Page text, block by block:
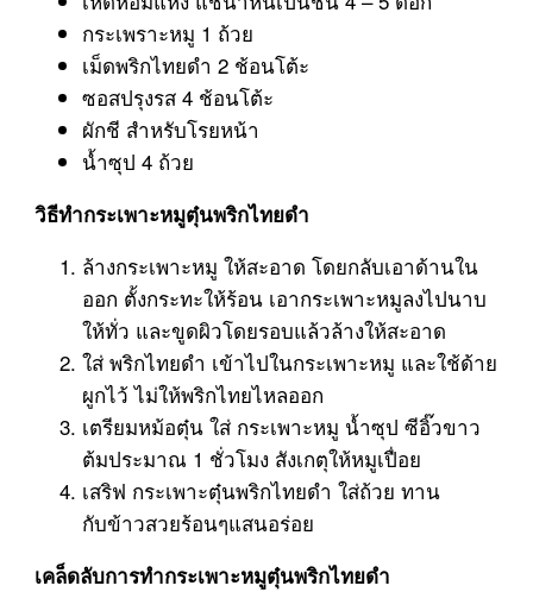
กระเพราะหมู 1 ถ้วย
เม็ดพริกไทยดำ 2 ช้อนโต้ะ
ซอสปรุงรส 4 ช้อนโต้ะ
ผักชี สำหรับโรยหน้า
น้ำซุป 4 ถ้วย
วิธีทำกระเพาะหมูตุ๋นพริกไทยดำ
ล้างกระเพาะหมู ให้สะอาด โดยกลับเอาด้านใน
ออก ตั้งกระทะให้ร้อน เอากระเพาะหมูลงไปนาบ
ให้ทั่ว และขูดผิวโดยรอบแล้วล้างให้สะอาด
ใส่ พริกไทยดำ เข้าไปในกระเพาะหมู และใช้ด้าย
ผูกไว้ ไม่ให้พริกไทยไหลออก
เตรียมหม้อตุ๋น ใส่ กระเพาะหมู น้ำซุป ซีอิ๊วขาว
ต้มประมาณ 1 ชั่วโมง สังเกตุให้หมูเปื่อย
เสริฟ กระเพาะตุ๋นพริกไทยดำ ใส่ถ้วย ทาน
กับข้าวสวยร้อนๆแสนอร่อย
เคล็ดลับการทำกระเพาะหมูตุ๋นพริกไทยดำ